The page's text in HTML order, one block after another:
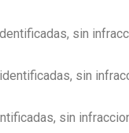
sin
sin
sin